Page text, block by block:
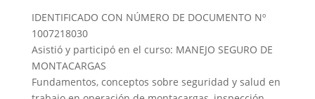
IDENTIFICADO CON NÚMERO DE DOCUMENTO Nº
1007218030
Asistió y participó en el curso: MANEJO SEGURO DE
MONTACARGAS
Fundamentos, conceptos sobre seguridad y salud en